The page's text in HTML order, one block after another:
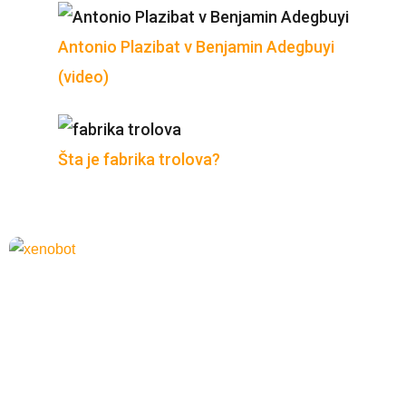
Antonio Plazibat v Benjamin Adegbuyi
(video)
Šta je fabrika trolova?